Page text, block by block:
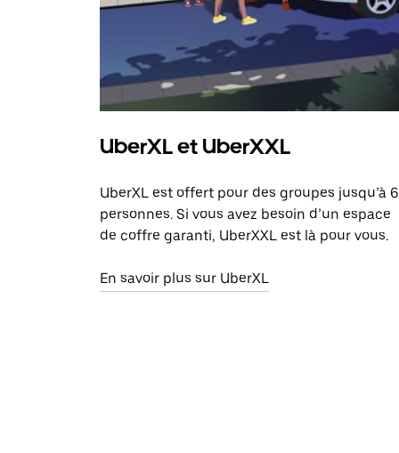
UberXL et UberXXL
UberXL est offert pour des groupes jusqu’à 6
personnes. Si vous avez besoin d’un espace
de coffre garanti, UberXXL est là pour vous.
En savoir plus sur UberXL